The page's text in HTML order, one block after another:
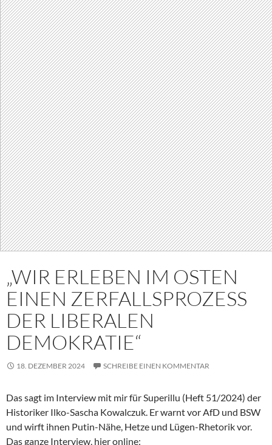
„WIR ERLEBEN IM OSTEN
EINEN ZERFALLSPROZESS
DER LIBERALEN
DEMOKRATIE“
18. DEZEMBER 2024 SCHREIBE EINEN KOMMENTAR
Das sagt im Interview mit mir für Superillu (Heft 51/2024) der
Historiker Ilko-Sascha Kowalczuk. Er warnt vor AfD und BSW
und wirft ihnen Putin-Nähe, Hetze und Lügen-Rhetorik vor.
Das ganze Interview, hier online: